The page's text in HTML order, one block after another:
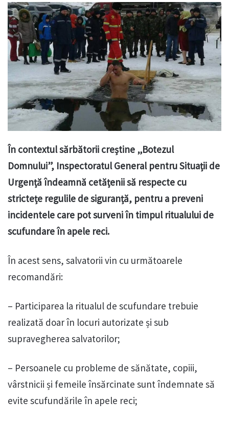
În contextul sărbătorii creștine „Botezul
Domnului”, Inspectoratul General pentru Situații de
Urgență îndeamnă cetățenii să respecte cu
strictețe regulile de siguranță, pentru a preveni
incidentele care pot surveni în timpul ritualului de
scufundare în apele reci.
În acest sens, salvatorii vin cu următoarele
recomandări:
– Participarea la ritualul de scufundare trebuie
realizată doar în locuri autorizate și sub
supravegherea salvatorilor;
– Persoanele cu probleme de sănătate, copiii,
vârstnicii și femeile însărcinate sunt îndemnate să
evite scufundările în apele reci;